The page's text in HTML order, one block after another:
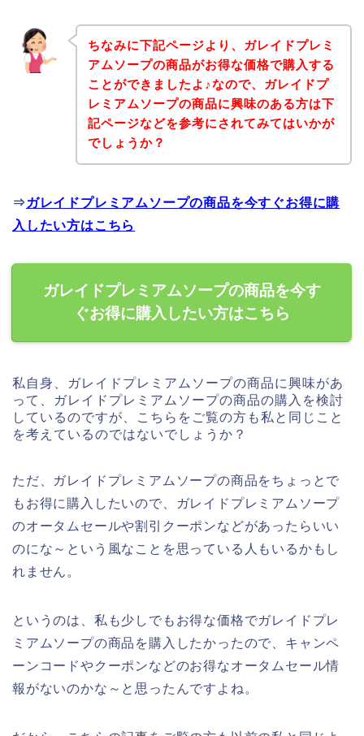
ちなみに下記ページより、ガレイドプレミ
アムソープの商品がお得な価格で購入する
ことができましたよ♪なので、ガレイドプ
レミアムソープの商品に興味のある方は下
記ページなどを参考にされてみてはいかが
でしょうか？
⇒ ガレイドプレミアムソープの商品を今すぐお得に購
入したい方はこちら
ガレイドプレミアムソープの商品を今す
ぐお得に購入したい方はこちら
私自身、ガレイドプレミアムソープの商品に興味があ
って、ガレイドプレミアムソープの商品の購入を検討
しているのですが、こちらをご覧の方も私と同じこと
を考えているのではないでしょうか？
ただ、ガレイドプレミアムソープの商品をちょっとで
もお得に購入したいので、ガレイドプレミアムソープ
のオータムセールや割引クーポンなどがあったらいい
のにな～という風なことを思っている人もいるかもし
れません。
というのは、私も少しでもお得な価格でガレイドプレ
ミアムソープの商品を購入したかったので、キャンペ
ーンコードやクーポンなどのお得なオータムセール情
報がないのかな～と思ったんですよね。